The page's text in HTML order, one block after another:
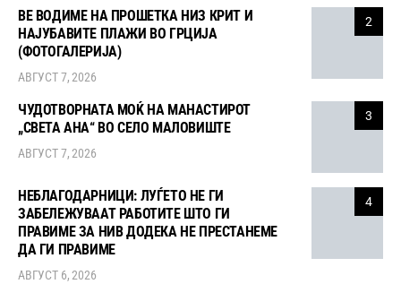
2
ВЕ ВОДИМЕ НА ПРОШЕТКА НИЗ КРИТ И
НАЈУБАВИТЕ ПЛАЖИ ВО ГРЦИЈА
(ФОТОГАЛЕРИЈА)
АВГУСТ 7, 2026
3
ЧУДОТВОРНАТА МОЌ НА МАНАСТИРОТ
„СВЕТА АНА“ ВО СЕЛО МАЛОВИШТЕ
АВГУСТ 7, 2026
4
НЕБЛАГОДАРНИЦИ: ЛУЃЕТО НЕ ГИ
ЗАБЕЛЕЖУВААТ РАБОТИТЕ ШТО ГИ
ПРАВИМЕ ЗА НИВ ДОДЕКА НЕ ПРЕСТАНЕМЕ
ДА ГИ ПРАВИМЕ
АВГУСТ 6, 2026